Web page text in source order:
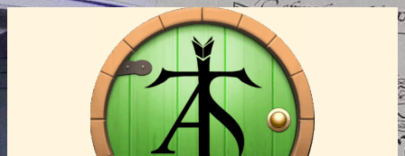
contenuto